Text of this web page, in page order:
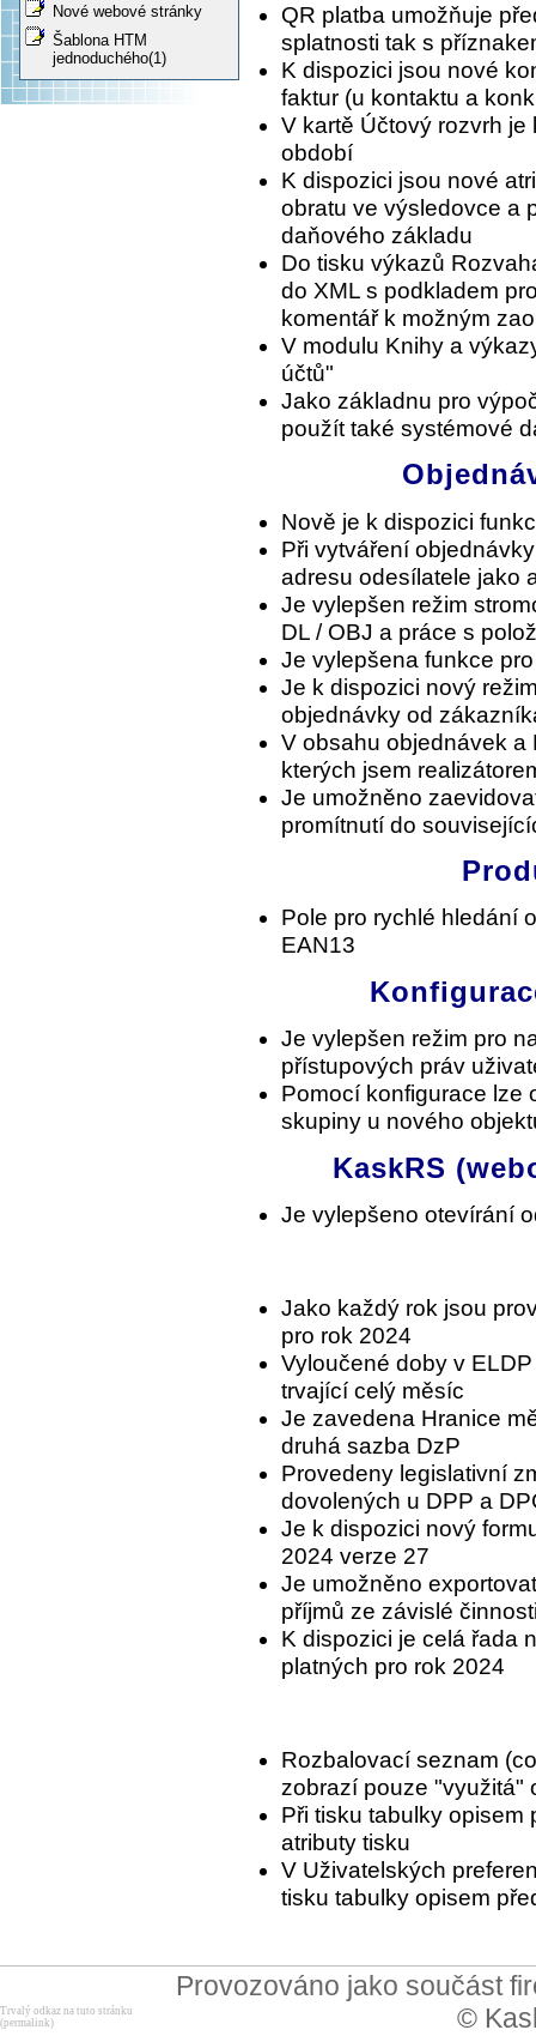
Nové webové stránky
Šablona HTM
jednoduchého(1)
QR platba umožňuje
splatnosti tak s
K dispozici jsou nové
faktur (u kontaktu a
V kartě Účtový rozvrh
období
K dispozici jsou nové
obratu ve výsledovce a
daňového základu
Do tisku výkazů
do XML s podkladem
komentář k možným
V modulu Knihy a
účtů"
Jako základnu pro
použít také systémové
Nově je k dispozici
Při vytváření
adresu odesílatele jako
Je vylepšen režim
DL / OBJ a práce s
Je vylepšena funkce
Je k dispozici nový
objednávky od
V obsahu objednávek a
kterých jsem
Je umožněno
promítnutí do
Pole pro rychlé hledání
EAN13
Je vylepšen režim pro
přístupových práv
Pomocí konfigurace lze
skupiny u nového
KaskRS
Je vylepšeno otevírání
Jako každý rok jsou
pro rok 2024
Vyloučené doby v
trvající celý měsíc
Je zavedena Hranice
druhá sazba DzP
Provedeny legislativní
dovolených u DPP a
Je k dispozici nový
2024 verze 27
Je umožněno
příjmů ze závislé
K dispozici je celá řada
platných pro rok 2024
Rozbalovací seznam
zobrazí pouze "využitá"
Při tisku tabulky opisem
atributy tisku
V Uživatelských
tisku tabulky opisem
Provozováno jako součást
©
Trvalý odkaz na tuto stránku
(permalink)